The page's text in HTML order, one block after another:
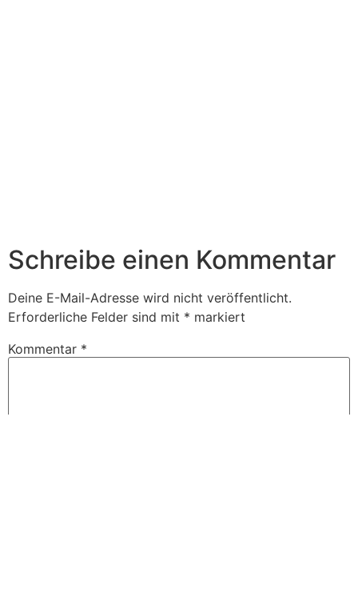
Schreibe einen Kommentar
Deine E-Mail-Adresse wird nicht veröffentlicht.
Erforderliche Felder sind mit * markiert
Kommentar *